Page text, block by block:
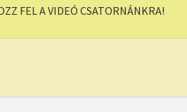
FEL A VIDEÓ CSATORNÁNKRA!